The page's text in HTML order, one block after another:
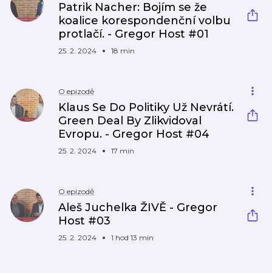
Patrik Nacher: Bojím se že
koalice korespondenční volbu
protlačí. - Gregor Host #01
25. 2. 2024 18 min
O epizodě
Klaus Se Do Politiky Už Nevrátí.
Green Deal By Zlikvidoval
Evropu. - Gregor Host #04
25. 2. 2024 17 min
O epizodě
Aleš Juchelka ŽIVĚ - Gregor
Host #03
25. 2. 2024 1 hod 13 min